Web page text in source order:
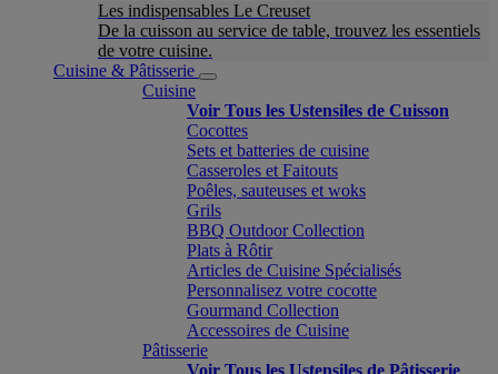
Les indispensables Le Creuset
De la cuisson au service de table, trouvez les essentiels
de votre cuisine.
Cuisine & Pâtisserie
Cuisine
Voir Tous les Ustensiles de Cuisson
Cocottes
Sets et batteries de cuisine
Casseroles et Faitouts
Poêles, sauteuses et woks
Grils
BBQ Outdoor Collection
Plats à Rôtir
Articles de Cuisine Spécialisés
Personnalisez votre cocotte
Gourmand Collection
Accessoires de Cuisine
Pâtisserie
Voir Tous les Ustensiles de Pâtisserie